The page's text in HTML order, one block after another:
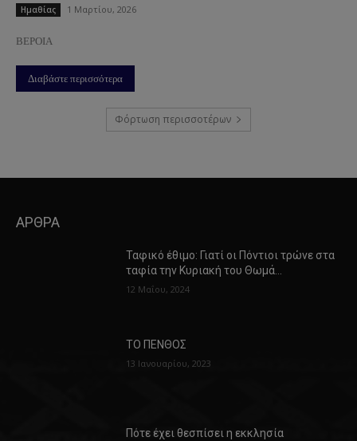
Ημαθίας 1 Μαρτίου, 2026
ΒΕΡΟΙΑ
Διαβάστε περισσότερα
Φόρτωση περισσοτέρων
ΑΡΘΡΑ
Ταφικό έθιμο: Γιατί οι Πόντιοι τρώνε στα
ταφία την Κυριακή του Θωμά…
12 Μαΐου, 2024
ΤΟ ΠΕΝΘΟΣ
13 Ιανουαρίου, 2023
Πότε έχει θεσπίσει η εκκλησία